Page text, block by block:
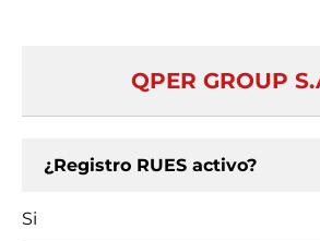
QPER GROUP
¿Registro RUES activo?
Si